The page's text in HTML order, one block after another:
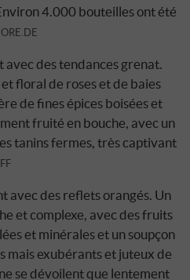
4.000 bouteilles ont été
des tendances grenat.
floral de roses et de baies
de fines épices boisées et
fruité en bouche, avec un
tanins fermes, très captivant
avec des reflets orangés. Un
et complexe, avec des fruits
et minérales et un soupçon
mais exubérants et juteux de
se dévoilent que lentement